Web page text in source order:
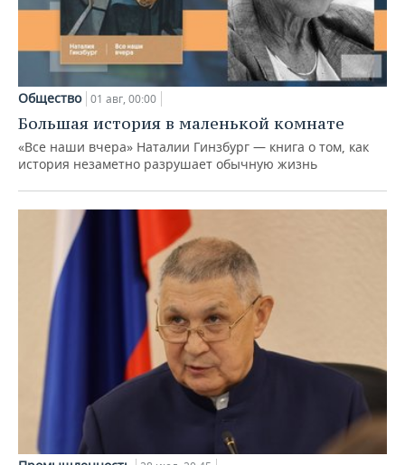
Общество 01 авг, 00:00
Большая история в маленькой комнате
«Все наши вчера» Наталии Гинзбург — книга о том, как
история незаметно разрушает обычную жизнь